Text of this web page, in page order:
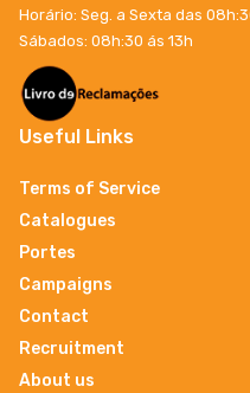
Horário: Seg. a Sexta das
Sábados: 08h:30 ás 13h
Useful Links
Terms of Service
Catalogues
Portes
Campaigns
Contact
Recruitment
About us